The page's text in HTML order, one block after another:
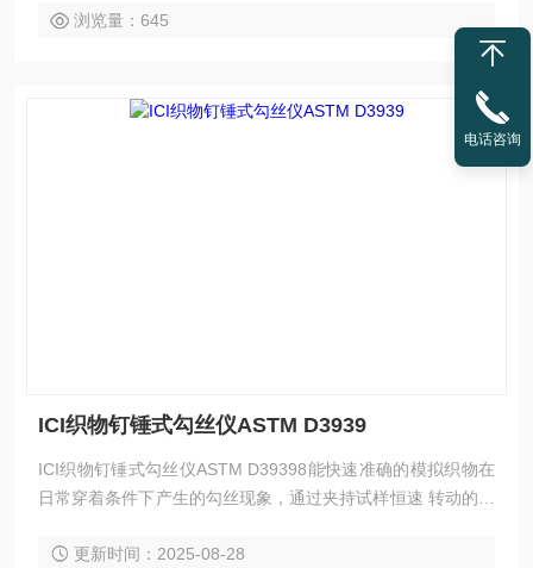
浏览量：645
ICI织物钉锤式勾丝仪ASTM D3939
ICI织物钉锤式勾丝仪ASTM D39398能快速准确的模拟织物在
日常穿着条件下产生的勾丝现象，通过夹持试样恒速 转动的转
面的碳化钨针钉模拟尖锐物体 将试样中纤维或纱线勾出或钩断
更新时间：2025-08-28
电话咨询